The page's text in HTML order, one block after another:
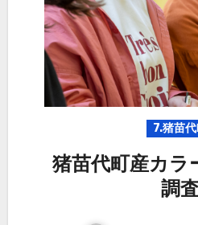
7.猪苗
猪苗代町産カラ
調